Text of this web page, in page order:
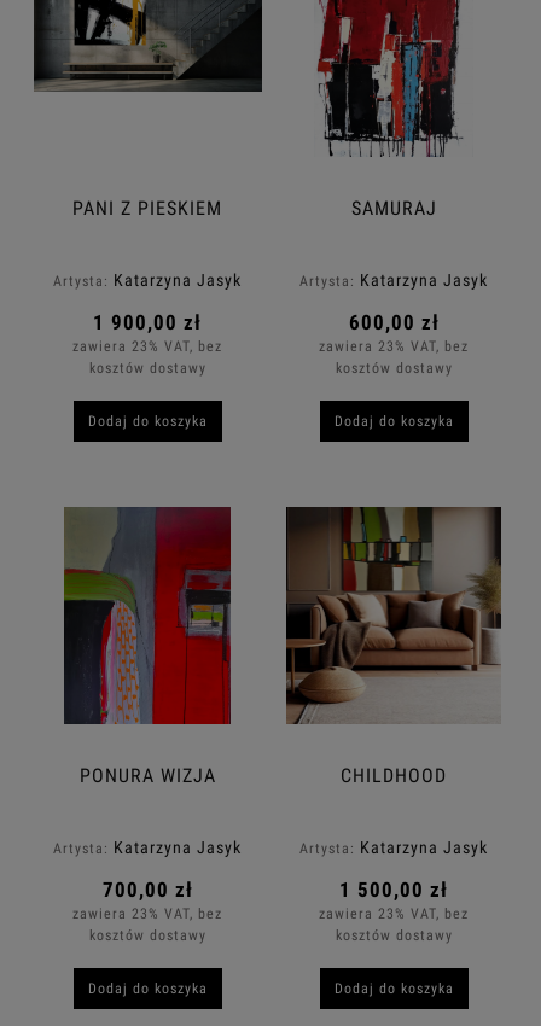
PANI Z PIESKIEM
Artysta: Katarzyna Jasyk
1 900,00 zł
zawiera 23% VAT, bez
kosztów dostawy
Dodaj do koszyka
SAMURAJ
Artysta: Katarzyna Jasyk
600,00 zł
zawiera 23% VAT, bez
kosztów dostawy
Dodaj do koszyka
PONURA WIZJA
Artysta: Katarzyna Jasyk
700,00 zł
zawiera 23% VAT, bez
kosztów dostawy
Dodaj do koszyka
CHILDHOOD
Artysta: Katarzyna Jasyk
1 500,00 zł
zawiera 23% VAT, bez
kosztów dostawy
Dodaj do koszyka